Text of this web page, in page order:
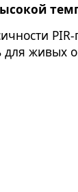
для живых